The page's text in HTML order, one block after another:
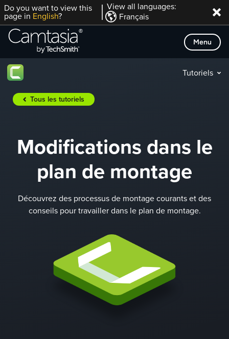
Passer
directement
contenu
Do you want to view this
page in English?
View all languages:
Français
Menu
Tutoriels
Tous les tutoriels
Modifications dans le
plan de montage
Découvrez des processus de montage courants et des
conseils pour travailler dans le plan de montage.